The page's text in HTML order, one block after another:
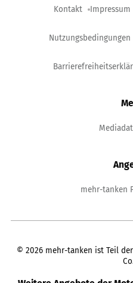
Kontakt Impressum
Nutzungsbedingungen
mehr-tanken
© 2026 mehr-tanken ist Teil